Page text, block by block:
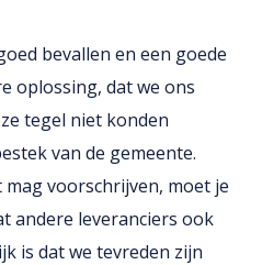
bevallen en een goede
oplossing, dat we ons
tegel niet konden
van de gemeente.
voorschrijven, moet je
andere leveranciers ook
is dat we tevreden zijn